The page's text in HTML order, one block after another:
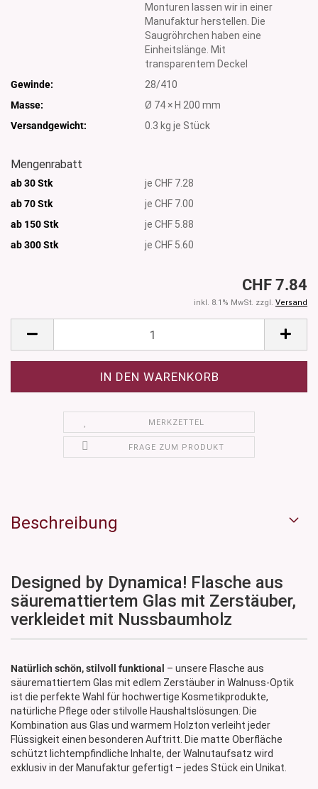
Monturen lassen wir in einer
Manufaktur herstellen. Die
Saugröhrchen haben eine
Einheitslänge. Mit
transparentem Deckel
Gewinde:
28/410
Masse:
Ø 74 × H 200 mm
Versandgewicht:
0.3 kg je Stück
Mengenrabatt
ab 30 Stk
je CHF 7.28
ab 70 Stk
je CHF 7.00
ab 150 Stk
je CHF 5.88
ab 300Stk je CHF 5.60
CHF 7.84
inkl. 8.1% MwSt. zzgl. Versand
MERKZETTEL
FRAGE ZUM PRODUKT
Beschreibung
Designed by Dynamica! Flasche aus
säuremattiertem Glas mit Zerstäuber,
verkleidet mit Nussbaumholz
Natürlich schön, stilvoll funktional – unsere Flasche aus
säuremattiertem Glas mit edlem Zerstäuber in Walnuss-Optik
ist die perfekte Wahl für hochwertige Kosmetikprodukte,
natürliche Pflege oder stilvolle Haushaltslösungen. Die
Kombination aus Glas und warmem Holzton verleiht jeder
Flüssigkeit einen besonderen Auftritt. Die matte Oberfläche
schützt lichtempfindliche Inhalte, der Walnutaufsatz wird
exklusiv in der Manufaktur gefertigt – jedes Stück ein Unikat.